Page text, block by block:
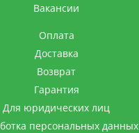
Вакансии
Оплата
Доставка
Возврат
Гарантия
Для юридических лиц
персональных данных